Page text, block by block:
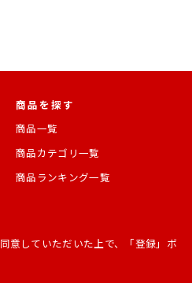
商品を探す
商品一覧
商品カテゴリ一覧
商品ランキング一覧
意していただいた上で、「登録」ボ